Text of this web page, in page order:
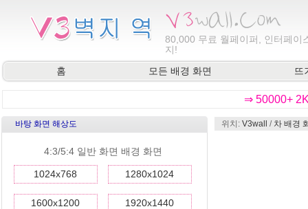
80,000 무료 월페이퍼, 인터페이
지!
홈
모든 배경 화면 뜨
⇒ 50000+
바탕 화면 해상도
4:3/5:4 일반 화면 배경 화면
1024x768 1280x1024
1600x1200 1920x1440
위치: V3wall / 차 배경